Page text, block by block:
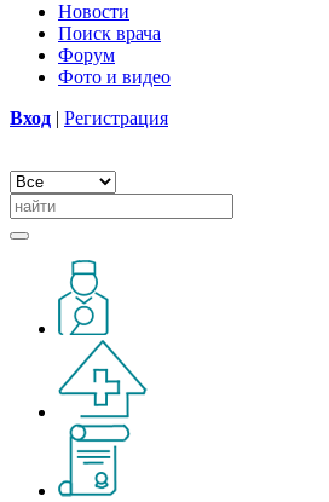
Новости
Поиск врача
Форум
Фото и видео
Вход | Регистрация